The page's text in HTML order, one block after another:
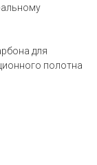
для
полотна